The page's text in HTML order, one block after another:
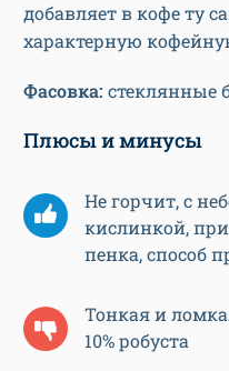
добавляет в кофе ту
характерную
Фасовка: стеклянные
Плюсы и минусы
Не горчит, с
кислинкой,
пенка, способ
Тонкая и
10% робуста